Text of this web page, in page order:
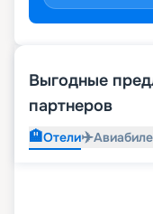
Выгодные
партнеров
🏨Отели✈️